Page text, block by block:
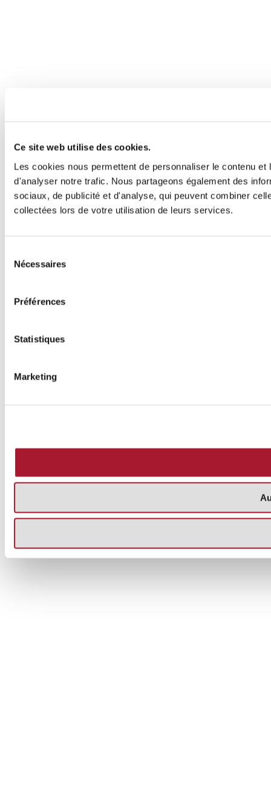
Ce site web utilise des cookies.
Les cookies nous permettent de personnaliser le contenu
d'analyser notre trafic. Nous partageons également des
sociaux, de publicité et d'analyse, qui peuvent combiner
collectées lors de votre utilisation de leurs services.
Nécessaires
Préférences
Statistiques
Marketing